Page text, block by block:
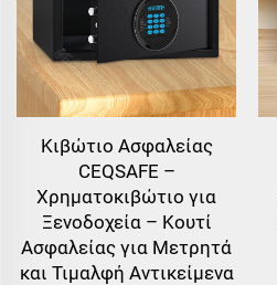
Κιβώτιο Ασφαλείας
CEQSAFE –
Χρηματοκιβώτιο για
Ξενοδοχεία – Κουτί
Ασφαλείας για Μετρητά
και Τιμαλφή Αντικείμενα